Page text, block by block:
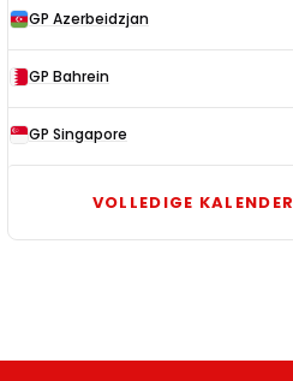
GP Azerbeidzjan
GP Bahrein
GP Singapore
VOLLEDIGE KALENDER